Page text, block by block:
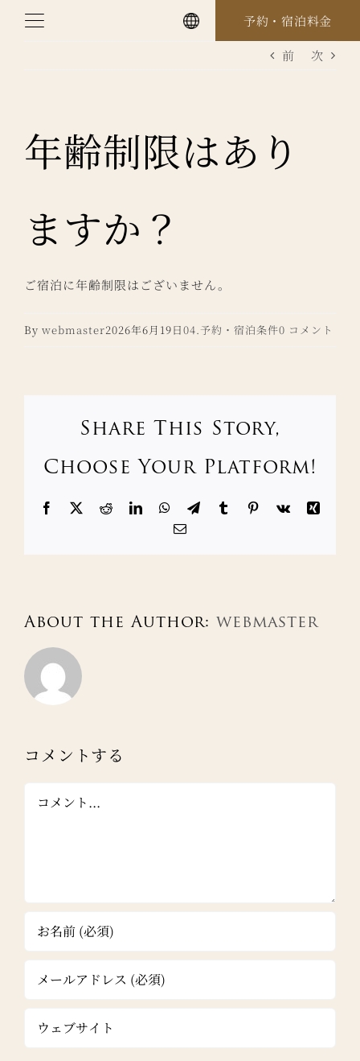
Skip
予約・宿泊料金
前 次
年齢制限はあり
ますか？
ご宿泊に年齢制限はございません。
By webmaster2026年6月19日04.予約・宿泊条件0 コメント
Share This Story,
Choose Your Platform!
Facebook RedditLinkedInWhatsAppTelegram
TumblrPinterest
Vk
Xing
電
About the Author: webmaster
コメントする